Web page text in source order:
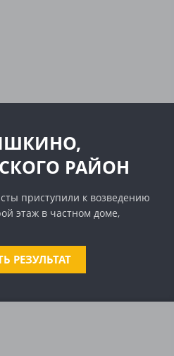
РАЙОН
приступили к возведению
этаж в частном доме,
РЕЗУЛЬТАТ